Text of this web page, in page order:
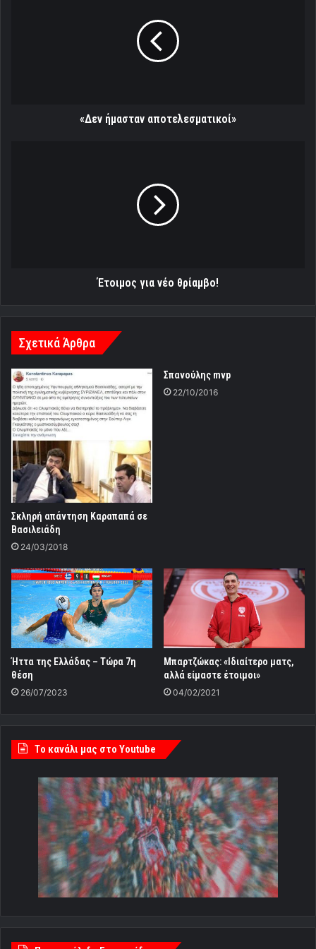
«Δεν ήμασταν αποτελεσματικοί»
Έτοιμος για νέο θρίαμβο!
Σχετικά Άρθρα
Σκληρή απάντηση Καραπαπά σε
Βασιλειάδη
24/03/2018
Σπανούλης mvp
22/10/2016
Ήττα της Ελλάδας – Τώρα 7η
θέση
26/07/2023
Μπαρτζώκας: «Ιδιαίτερο ματς,
αλλά είμαστε έτοιμοι»
04/02/2021
Tο κανάλι μας στο Youtube